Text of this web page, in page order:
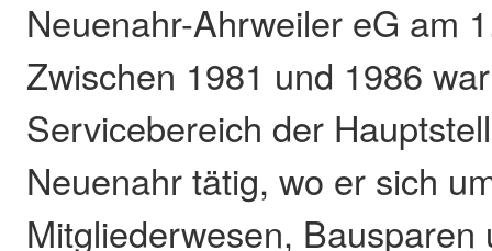
Neuenahr-Ahrweiler eG am
Zwischen 1981 und 1986
Servicebereich der
Neuenahr tätig, wo er sich
Mitgliederwesen, Bausparen